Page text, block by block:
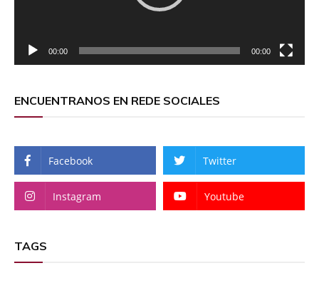
00:00 00:00
ENCUENTRANOS EN REDE SOCIALES
Facebook Twitter
Instagram Youtube
TAGS